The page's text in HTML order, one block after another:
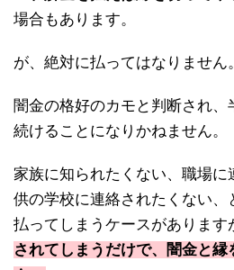
場合もあります。
が、絶対に払ってはなりません。
闇金の格好のカモと判断され、
続けることになりかねません。
家族に知られたくない、職場に
供の学校に連絡されたくない
払ってしまうケースがあります
されてしまうだけで、闇金と